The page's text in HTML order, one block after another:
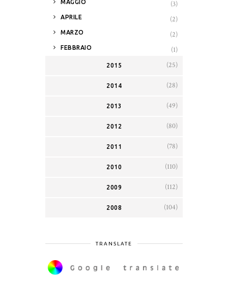
MAGGIO (3)
► APRILE (2)
► MARZO (2)
► FEBBRAIO (1)
2015 (25)
2014 (28)
2013 (49)
2012 (80)
2011 (78)
2010 (110)
2009 (112)
2008 (104)
TRANSLATE